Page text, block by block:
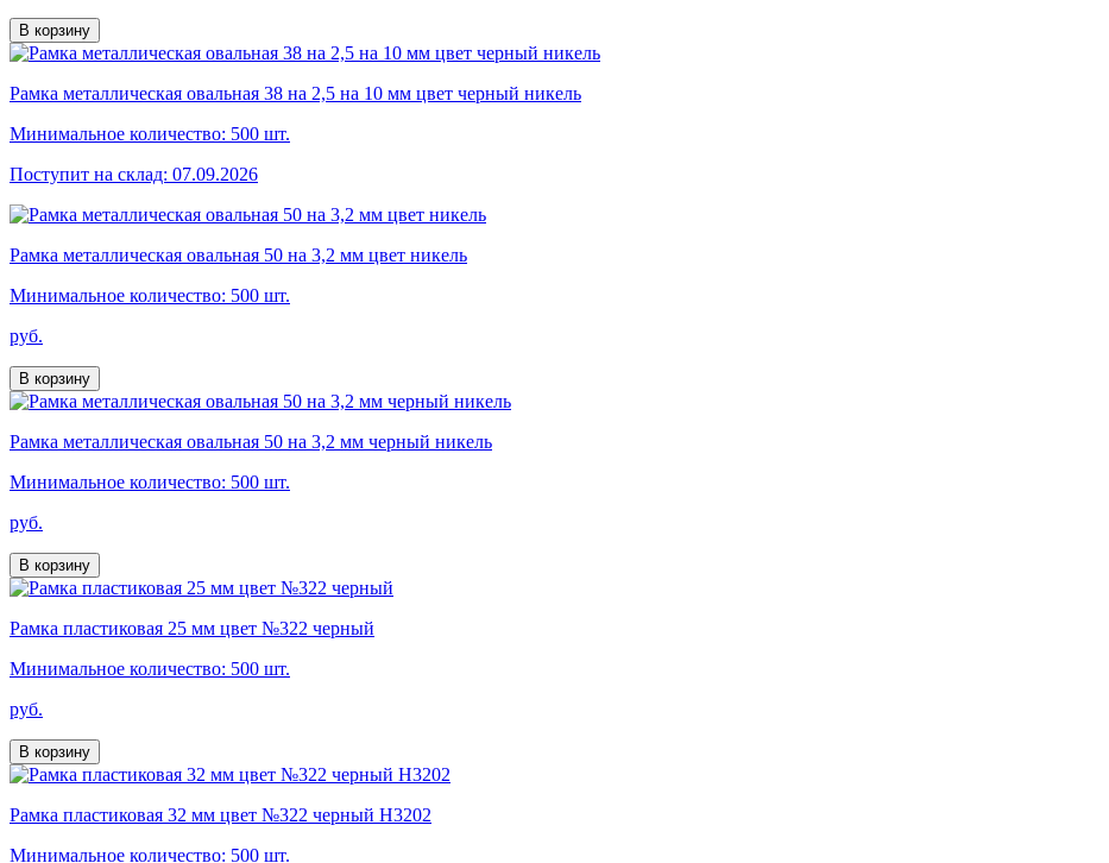
В корзину
Рамка металлическая овальная 38 на 2,5 на 10 мм цвет черный никель
Минимальное количество: 500 шт.
Поступит на склад: 07.09.2026
Рамка металлическая овальная 50 на 3,2 мм цвет никель
Минимальное количество: 500 шт.
руб.
В корзину
Рамка металлическая овальная 50 на 3,2 мм черный никель
Минимальное количество: 500 шт.
руб.
В корзину
Рамка пластиковая 25 мм цвет №322 черный
Минимальное количество: 500 шт.
руб.
В корзину
Рамка пластиковая 32 мм цвет №322 черный H3202
Минимальное количество: 500 шт.